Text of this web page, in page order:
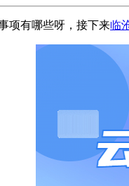
项有哪些呀，接下来临